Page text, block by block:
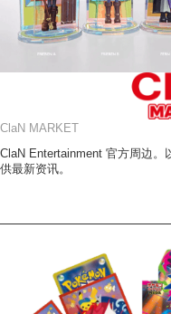
ClaN MARKET
ClaN Entertainment 官方周边。
供最新资讯。